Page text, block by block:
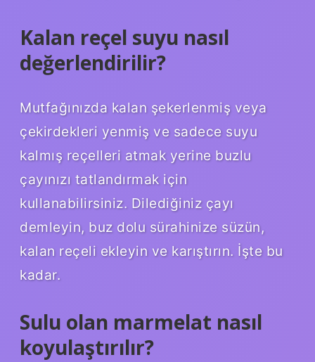
Kalan reçel suyu nasıl
değerlendirilir?
Mutfağınızda kalan şekerlenmiş veya
çekirdekleri yenmiş ve sadece suyu
kalmış reçelleri atmak yerine buzlu
çayınızı tatlandırmak için
kullanabilirsiniz. Dilediğiniz çayı
demleyin, buz dolu sürahinize süzün,
kalan reçeli ekleyin ve karıştırın. İşte bu
kadar.
Sulu olan marmelat nasıl
koyulaştırılır?